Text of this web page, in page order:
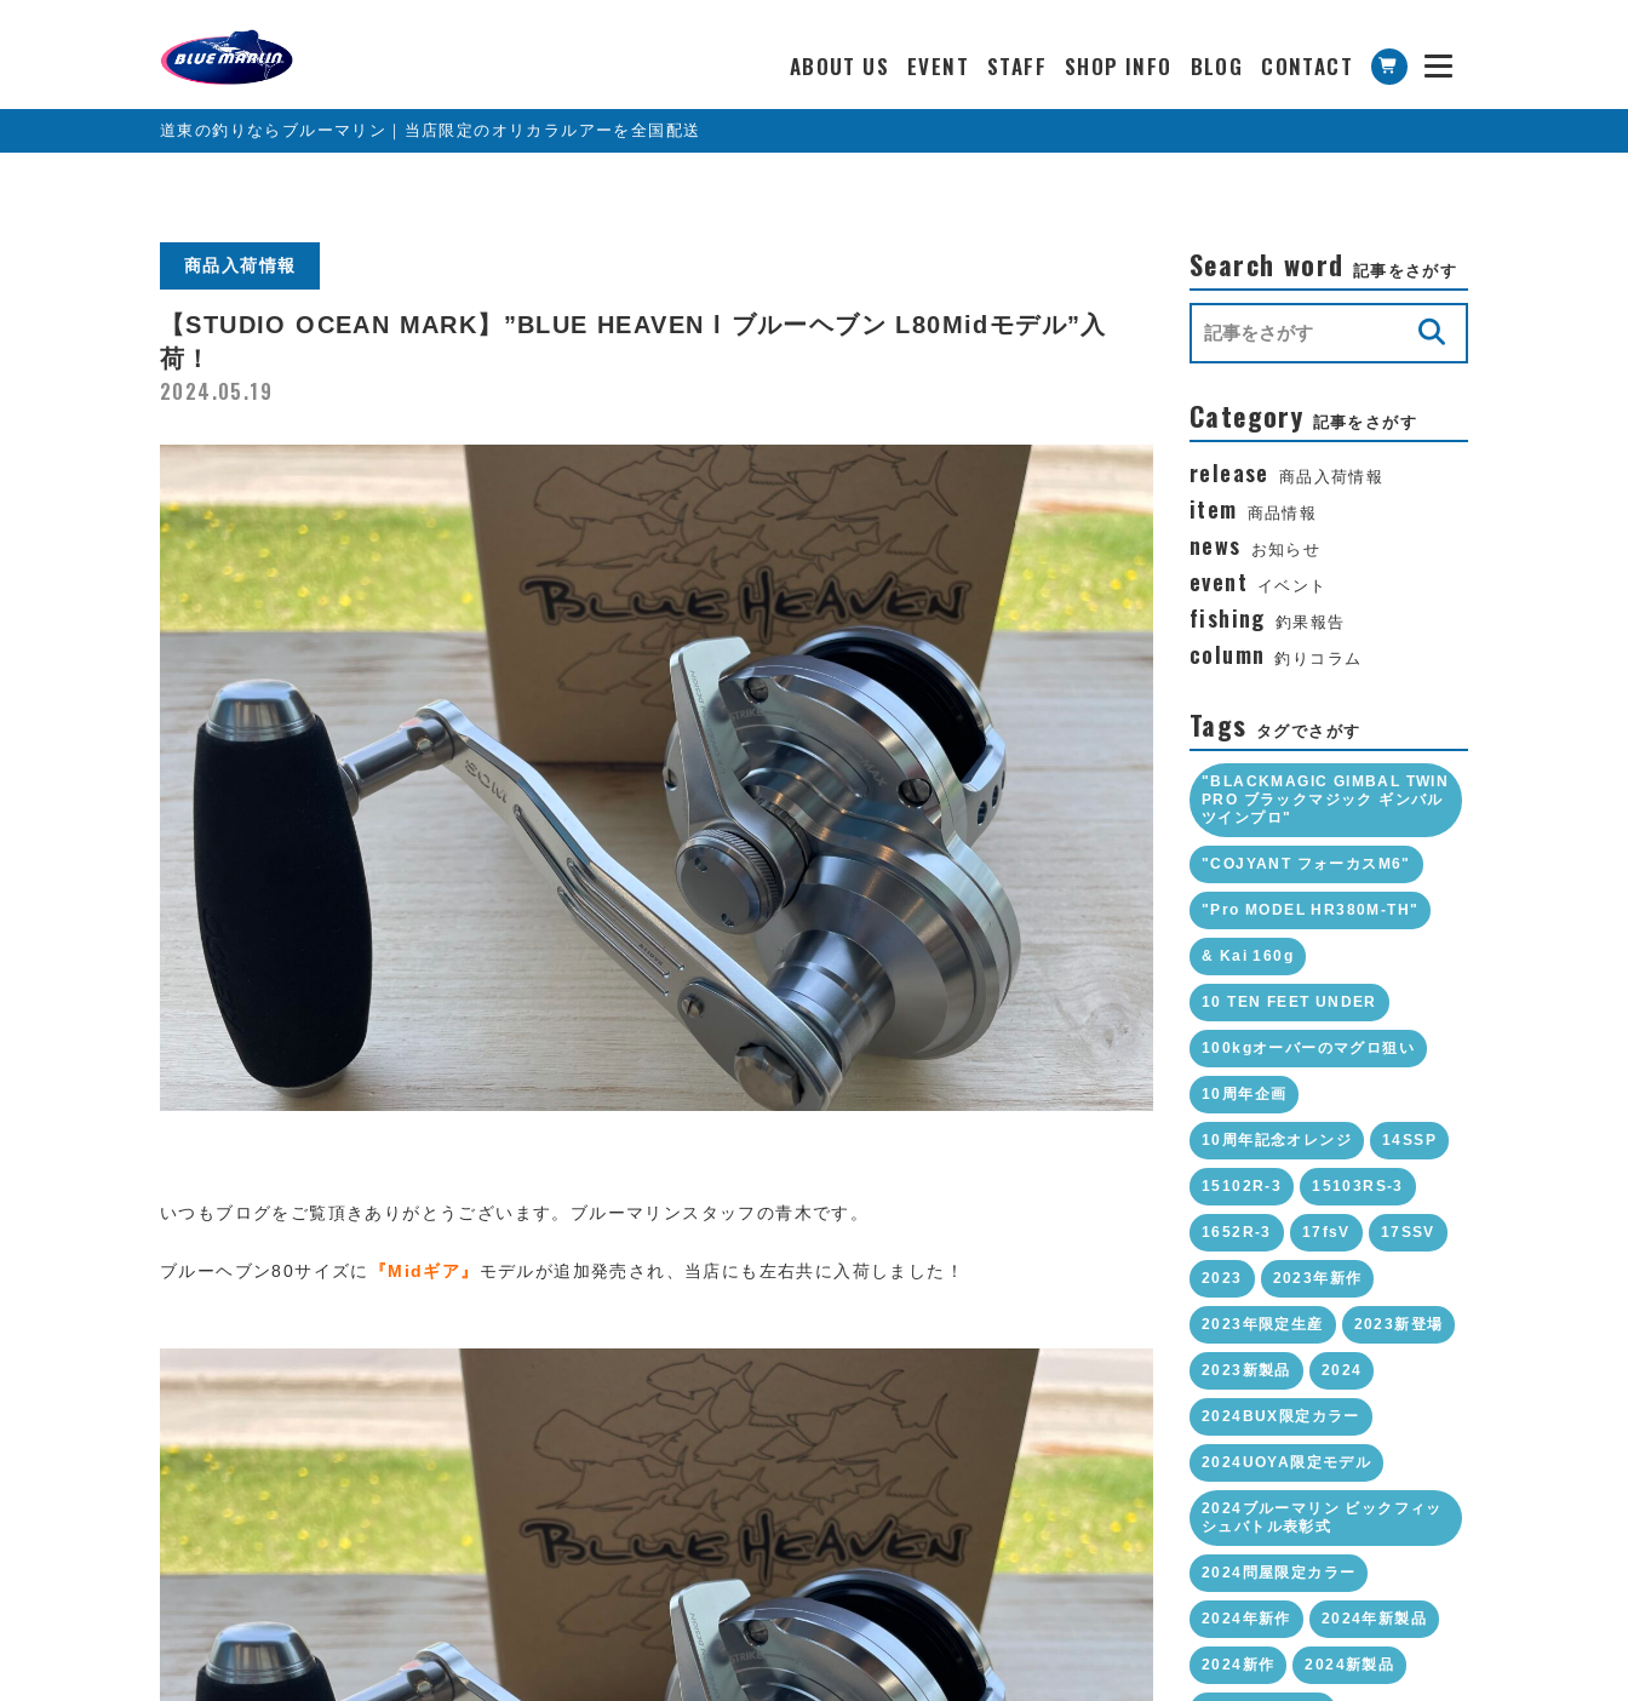
ABOUT US EVENT STAFF SHOP INFO BLOG CONTACT
道東の釣りならブルーマリン｜当店限定のオリカラルアーを全国配送
商品入荷情報
【STUDIO OCEAN MARK】”BLUE HEAVEN l ブルーヘブン L80Midモデル”入
荷！
2024.05.19
いつもブログをご覧頂きありがとうございます。ブルーマリンスタッフの青木です。
ブルーヘブン80サイズに 『Midギア』 モデルが追加発売され、当店にも左右共に入荷しました！
Search word 記事をさがす
Category 記事をさがす
release 商品入荷情報
item 商品情報
news お知らせ
event イベント
fishing 釣果報告
column 釣りコラム
Tags タグでさがす
"BLACKMAGIC GIMBAL TWIN
PRO ブラックマジック ギンバル
ツインプロ"
"COJYANT フォーカスM6"
"Pro MODEL HR380M-TH"
& Kai 160g
10 TEN FEET UNDER
100kgオーバーのマグロ狙い
10周年企画
10周年記念オレンジ 14SSP
15102R-3 15103RS-3
1652R-3 17fsV 17SSV
2023 2023年新作
2023年限定生産 2023新登場
2023新製品 2024
2024BUX限定カラー
2024UOYA限定モデル
2024ブルーマリン ビックフィッ
シュバトル表彰式
2024問屋限定カラー
2024年新作 2024年新製品
2024新作 2024新製品